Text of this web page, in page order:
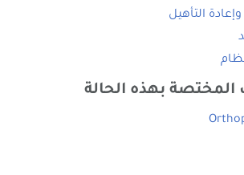
التأهيل
بهذه الحالة